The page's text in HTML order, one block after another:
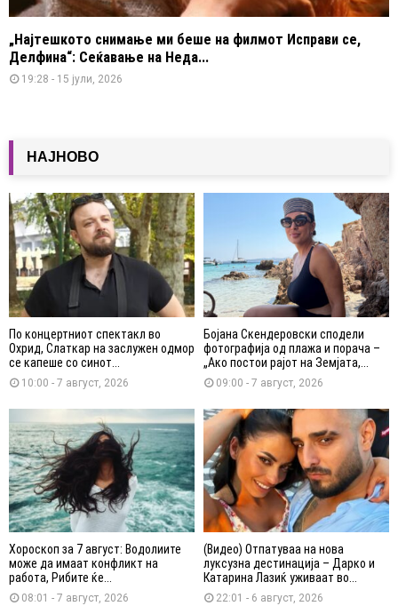
„Најтешкото снимање ми беше на филмот Исправи се,
Делфина“: Сеќавање на Неда...
19:28 - 15 јули, 2026
НАЈНОВО
По концертниот спектакл во
Охрид, Слаткар на заслужен одмор
се капеше со синот...
10:00 - 7 август, 2026
Бојана Скендеровски сподели
фотографија од плажа и порача –
„Ако постои рајот на Земјата,...
09:00 - 7 август, 2026
Хороскоп за 7 август: Водолиите
може да имаат конфликт на
работа, Рибите ќе...
08:01 - 7 август, 2026
(Видео) Отпатуваа на нова
луксузна дестинација – Дарко и
Катарина Лазиќ уживаат во...
22:01 - 6 август, 2026